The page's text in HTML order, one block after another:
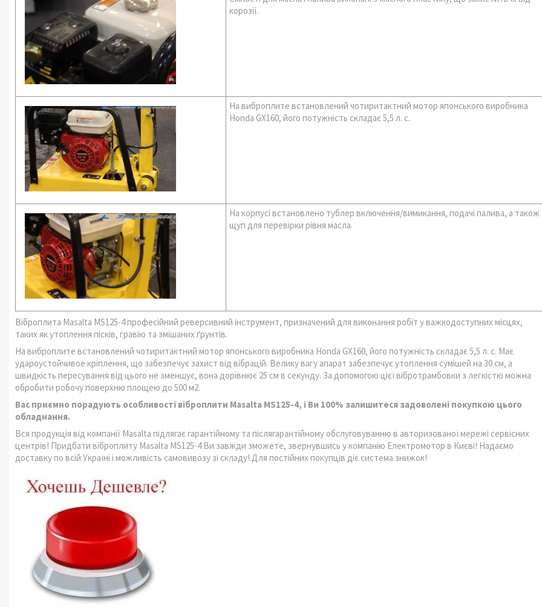
корозії.
На виброплите встановлений чотиритактний мотор японського виробника
Honda GX160, його потужність складає 5,5 л. с.
На корпусі встановлено тублер включення/вимикання, подачі палива, а також
щуп для перевірки рівня масла.
Віброплита Masalta MS125-4 професійний реверсивний інструмент, призначений для виконання робіт у важкодоступних місцях,
таких як утоплення пісків, гравію та змішаних ґрунтів.
На виброплите встановлений чотиритактний мотор японського виробника Honda GX160, його потужність складає 5,5 л. с. Має
удароустойчивое кріплення, що забезпечує захист від вібрацій. Велику вагу апарат забезпечує утоплення сумішей на 30 см, а
швидкість пересування від цього не зменшує, вона дорівнює 25 см в секунду. За допомогою цієї вібротрамбовки з легкістю можна
обробити робочу поверхню площею до 500 м2.
Вас приємно порадують особливості віброплити Masalta MS125-4, і Ви 100% залишитеся задоволені покупкою цього
обладнання.
Вся продукція від компанії Masalta підлягає гарантійному та післягарантійному обслуговуванню в авторизованої мережі сервісних
центрів! Придбати віброплиту Masalta MS125-4 Ви завжди зможете, звернувшись у компанію Електромотор в Києві! Надаємо
доставку по всій Україні і можливість самовивозу зі складу! Для постійних покупців діє система знижок!